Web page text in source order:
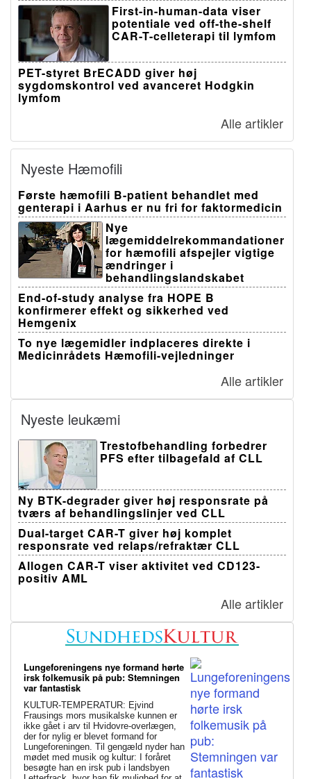
First-in-human-data viser
potentiale ved off-the-shelf
CAR-T-celleterapi til lymfom
PET-styret BrECADD giver høj
sygdomskontrol ved avanceret Hodgkin
lymfom
Alle artikler
Nyeste Hæmofili
Første hæmofili B-patient behandlet med
genterapi i Aarhus er nu fri for faktormedicin
Nye
lægemiddelrekommandationer
for hæmofili afspejler vigtige
ændringer i
behandlingslandskabet
End-of-study analyse fra HOPE B
konfirmerer effekt og sikkerhed ved
Hemgenix
To nye lægemidler indplaceres direkte i
Medicinrådets Hæmofili-vejledninger
Alle artikler
Nyeste leukæmi
Trestofbehandling forbedrer
PFS efter tilbagefald af CLL
Ny BTK-degrader giver høj responsrate på
tværs af behandlingslinjer ved CLL
Dual-target CAR-T giver høj komplet
responsrate ved relaps/refraktær CLL
Allogen CAR-T viser aktivitet ved CD123-
positiv AML
Alle artikler
Lungeforeningens nye formand hørte
irsk folkemusik på pub: Stemningen
var fantastisk
KULTUR-TEMPERATUR: Ejvind
Frausings mors musikalske kunnen er
ikke gået i arv til Hvidovre-overlægen,
der for nylig er blevet formand for
Lungeforeningen. Til gengæld nyder han
mødet med musik og kultur: I foråret
besøgte han en irsk pub i landsbyen